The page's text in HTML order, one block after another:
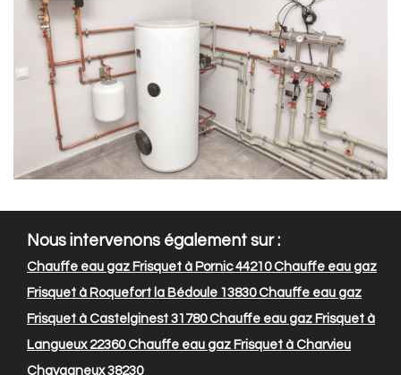
Nous intervenons également sur :
Chauffe eau gaz Frisquet à Pornic 44210Chauffe eau gaz
Frisquet à Roquefort la Bédoule 13830Chauffe eau gaz
Frisquet à Castelginest 31780Chauffe eau gaz Frisquet à
Langueux 22360Chauffe eau gaz Frisquet à Charvieu
Chavagneux 38230